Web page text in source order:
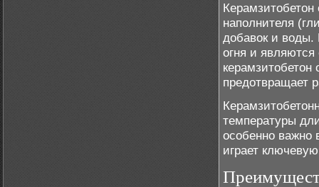
наполнителя
добавок и
огня и
керамзитобетон
предотвращает
температуры
особенно важно
играет